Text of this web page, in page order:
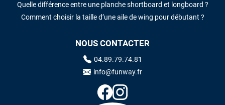
Quelle différence entre une planche shortboard et longboard ?
Comment choisir la taille d’une aile de wing pour débutant ?
NOUS CONTACTER
04.89.79.74.81
info@funway.fr